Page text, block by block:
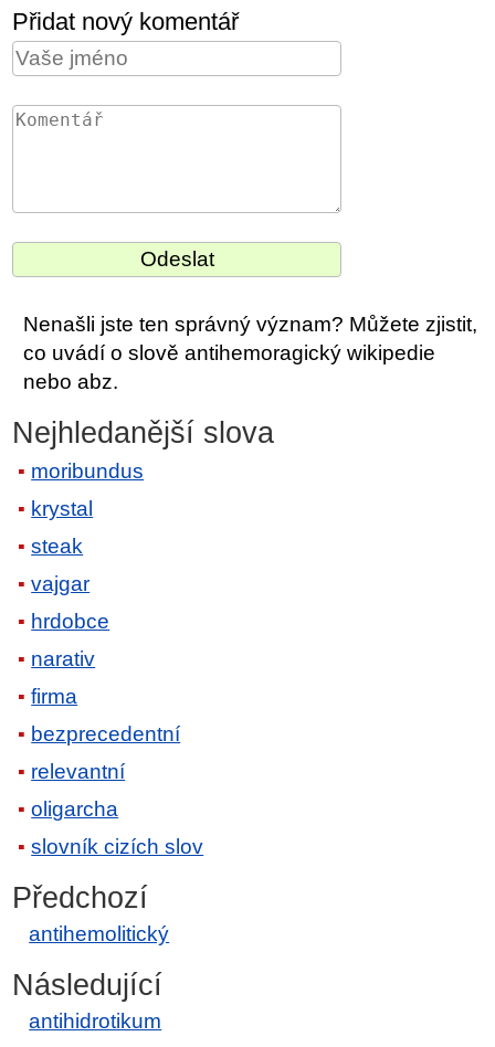
Přidat nový komentář
Nenašli jste ten správný význam? Můžete zjistit,
co uvádí o slově antihemoragický wikipedie
nebo abz.
Nejhledanější slova
moribundus
krystal
steak
vajgar
hrdobce
narativ
firma
bezprecedentní
relevantní
oligarcha
slovník cizích slov
Předchozí
antihemolitický
Následující
antihidrotikum